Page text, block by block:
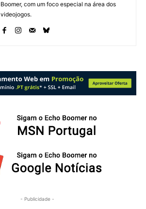
Boomer, com um foco especial na área dos
videojogos.
- Publicidade -